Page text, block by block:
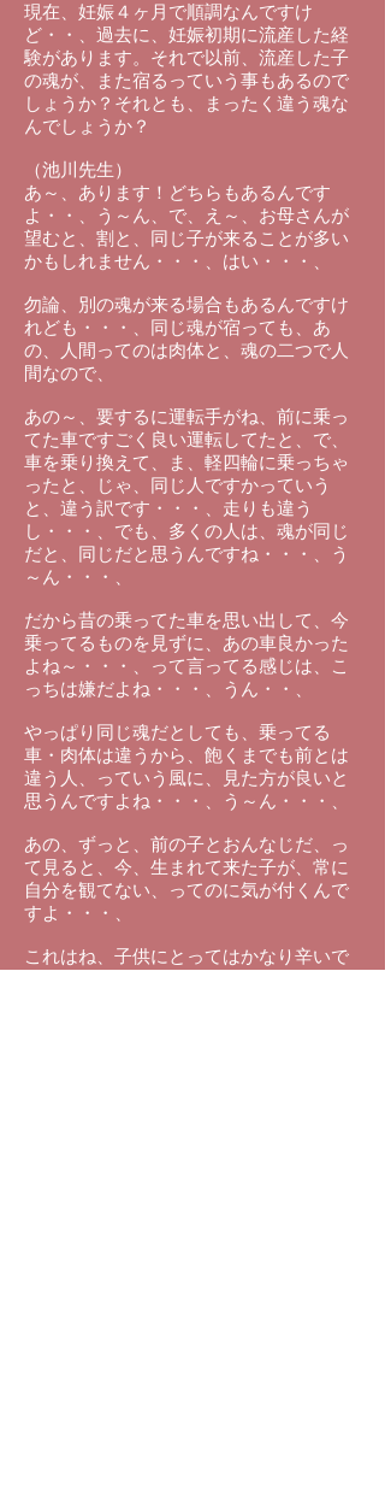
現在、妊娠４ヶ月で順調なんですけ
ど・・、過去に、妊娠初期に流産した経
験があります。それで以前、流産した子
の魂が、また宿るっていう事もあるので
しょうか？それとも、まったく違う魂な
んでしょうか？
（池川先生）
あ～、あります！どちらもあるんです
よ・・、う～ん、で、え～、お母さんが
望むと、割と、同じ子が来ることが多い
かもしれません・・・、はい・・・、
勿論、別の魂が来る場合もあるんですけ
れども・・・、同じ魂が宿っても、あ
の、人間ってのは肉体と、魂の二つで人
間なので、
あの～、要するに運転手がね、前に乗っ
てた車ですごく良い運転してたと、で、
車を乗り換えて、ま、軽四輪に乗っちゃ
ったと、じゃ、同じ人ですかっていう
と、違う訳です・・・、走りも違う
し・・・、でも、多くの人は、魂が同じ
だと、同じだと思うんですね・・・、う
～ん・・・、
だから昔の乗ってた車を思い出して、今
乗ってるものを見ずに、あの車良かった
よね～・・・、って言ってる感じは、こ
っちは嫌だよね・・・、うん・・、
やっぱり同じ魂だとしても、乗ってる
車・肉体は違うから、飽くまでも前とは
違う人、っていう風に、見た方が良いと
思うんですよね・・・、う～ん・・・、
あの、ずっと、前の子とおんなじだ、っ
て見ると、今、生まれて来た子が、常に
自分を観てない、ってのに気が付くんで
すよ・・・、
これはね、子供にとってはかなり辛いで